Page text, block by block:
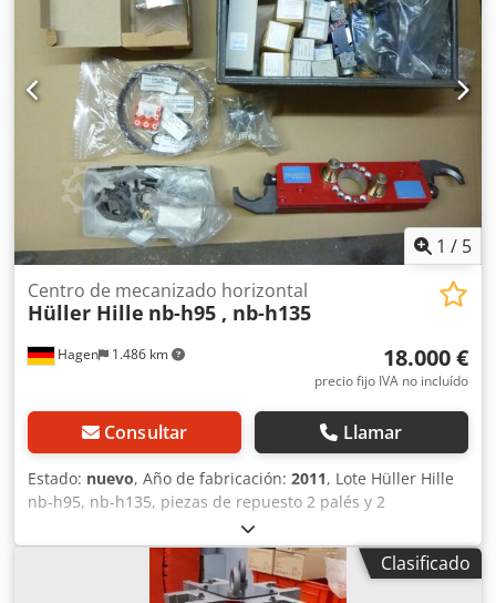
1 / 5
Hagen 1.486 km
Centro de mecanizado horizontal
Hüller Hille nb-h95 , nb-h135
18.000 €
precio fijo IVA no incluído
Consultar Llamar
Estado: nuevo, Año de fabricación: 2011, Lote Hüller Hille
nb-h95, nb-h135, piezas de repuesto 2 palés y 2
contenedores de rejilla llenos de piezas de repuesto
nuevas para estos dos tipos de máquinas. Las piezas
proceden del mantenimiento de una empresa que tenía 12
de estas máquinas. Por lo tanto, se conoce bien qué piezas
Clasificado